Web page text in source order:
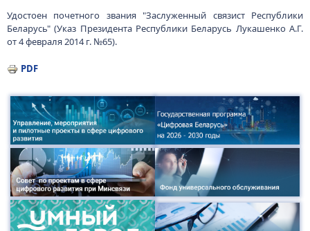
Удостоен почетного звания "Заслуженный связист Республики
Беларусь" (Указ Президента Республики Беларусь Лукашенко А.Г.
от 4 февраля 2014 г. №65).
PDF